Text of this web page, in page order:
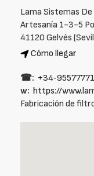
Lama Sistemas De
Artesanía 1-3-5
41120 Gelvés
Cómo llegar
☎:
w: https://
Fabricación de